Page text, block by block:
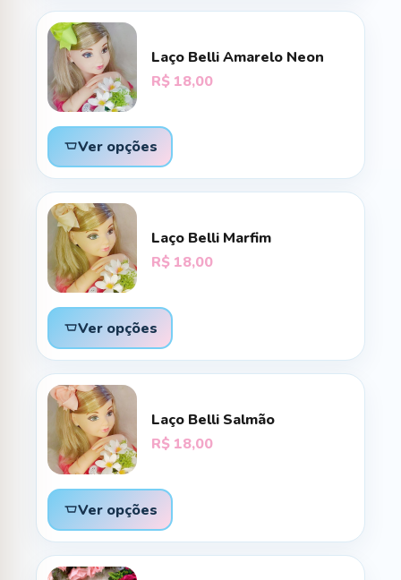
Laço Belli Amarelo Neon
R$ 18,00
Ver opções
Laço Belli Marfim
R$ 18,00
Ver opções
Laço Belli Salmão
R$ 18,00
Ver opções